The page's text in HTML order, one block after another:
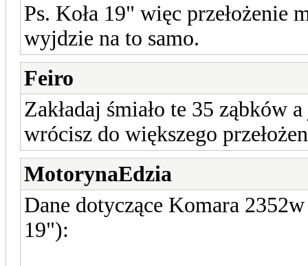
Ps. Koła 19" więc przełożenie
wyjdzie na to samo.
Feiro
Zakładaj śmiało te 35 ząbków
wrócisz do większego
MotorynaEdzia
Dane dotyczące Komara
19"):